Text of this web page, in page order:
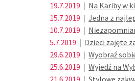
19.7.2019 | Na Kariby w
15.7.2019 | Jedna z
10.7.2019 |
5.7.2019 | Dzieci zajęte
29.6.2019 | Wyobraź
25.6.2019 | Wyjedź na
21.6.2019 | Stylowe